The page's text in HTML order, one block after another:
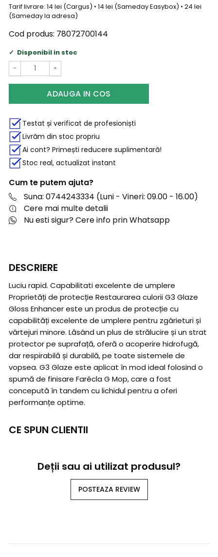
Tarif livrare: 14 lei (Cargus) • 14 lei (Sameday Easybox) • 24 lei
(Sameday la adresa)
Cod produs: 78072700144
Disponibil in stoc
− +
ADAUGA IN COS
Testat și verificat de profesioniști
Livrăm din stoc propriu
Ai cont? Primești reducere suplimentară!
Stoc real, actualizat instant
Cum te putem ajuta?
Suna: 0744243334 (Luni - Vineri: 09.00 - 16.00)
Cere mai multe detalii
Nu esti sigur? Cere info prin Whatsapp
DESCRIERE
Luciu rapid. Capabilitati excelente de umplere
Proprietăți de protecție Restaurarea culorii G3 Glaze
Gloss Enhancer este un produs de protecție cu
capabilități excelente de umplere pentru zgârieturi și
vârtejuri minore. Lăsând un plus de strălucire și un strat
protector pe suprafață, oferă o acoperire hidrofugă,
dar respirabilă și durabilă, pe toate sistemele de
vopsea. G3 Glaze este aplicat în mod ideal folosind o
spumă de finisare Farécla G Mop, care a fost
concepută în tandem cu lichidul pentru a oferi
performanțe optime.
CE SPUN CLIENTII
Deții sau ai utilizat produsul?
POSTEAZA REVIEW